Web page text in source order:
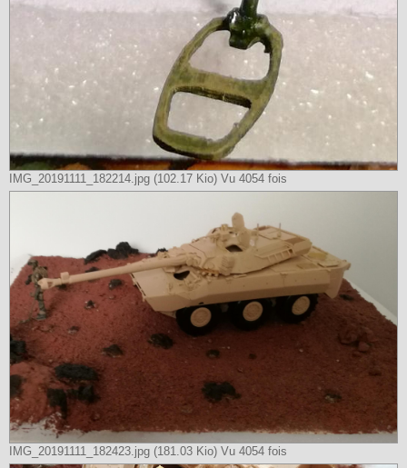
IMG_20191111_182214.jpg (102.17 Kio) Vu 4054 fois
IMG_20191111_182423.jpg (181.03 Kio) Vu 4054 fois